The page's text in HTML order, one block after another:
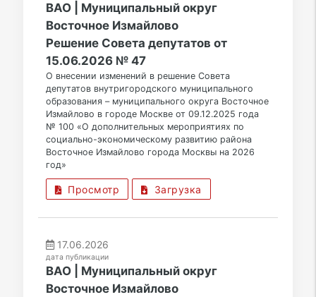
ВАО | Муниципальный округ
Восточное Измайлово
Решение Совета депутатов от
15.06.2026 № 47
О внесении изменений в решение Совета
депутатов внутригородского муниципального
образования – муниципального округа Восточное
Измайлово в городе Москве от 09.12.2025 года
№ 100 «О дополнительных мероприятиях по
социально-экономическому развитию района
Восточное Измайлово города Москвы на 2026
год»
Просмотр Загрузка
17.06.2026
дата публикации
ВАО | Муниципальный округ
Восточное Измайлово